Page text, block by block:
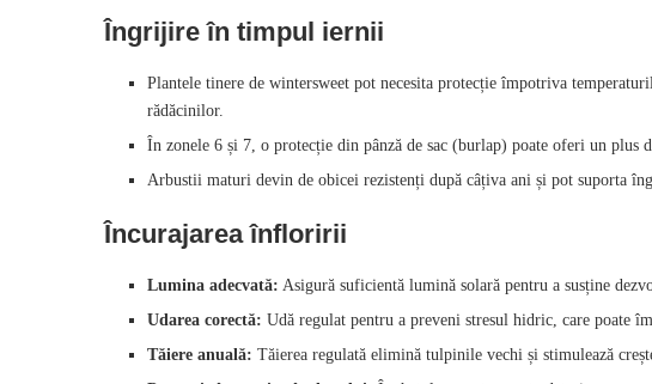
Îngrijire în timpul iernii
Plantele tinere de wintersweet pot necesita protecție împotriva
rădăcinilor.
În zonele 6 și 7, o protecție din pânză de sac (burlap) poate oferi un plus
Arbustii maturi devin de obicei rezistenți după câțiva ani și pot suporta
Încurajarea înfloririi
Lumina adecvată: Asigură suficientă lumină solară pentru a susține
Udarea corectă: Udă regulat pentru a preveni stresul hidric, care poate
Tăiere anuală: Tăierea regulată elimină tulpinile vechi și stimulează